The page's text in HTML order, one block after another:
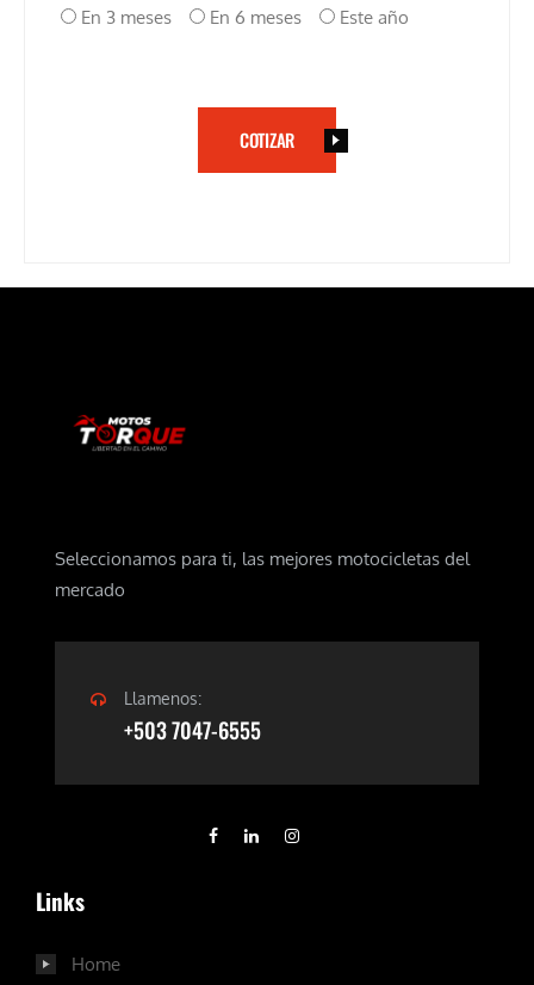
En 3 meses En 6 meses Este año
COTIZAR
Seleccionamos para ti, las mejores motocicletas del
mercado
Llamenos:
+503 7047-6555
Links
Home